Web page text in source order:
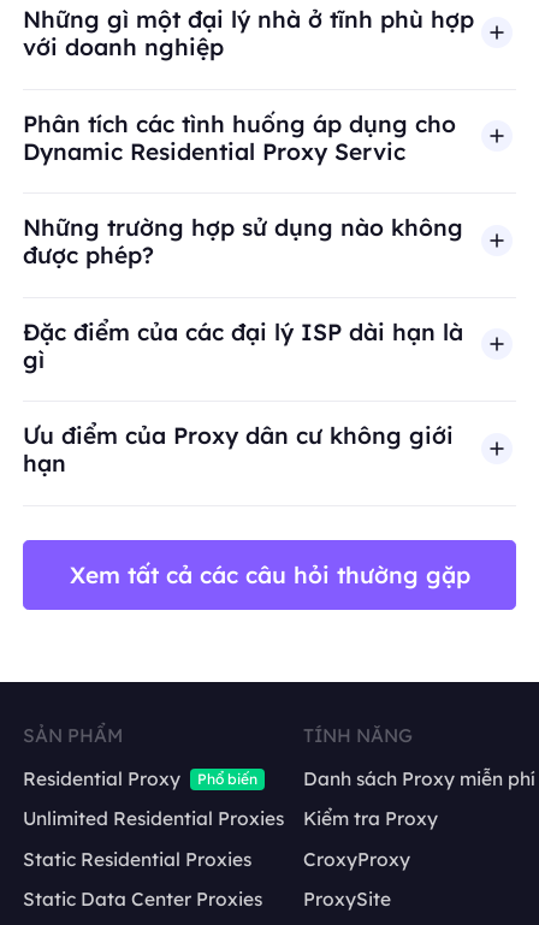
Những gì một đại lý nhà ở tĩnh phù hợp
với doanh nghiệp
Phân tích các tình huống áp dụng cho
Dynamic Residential Proxy Servic
Những trường hợp sử dụng nào không
được phép?
BestProxy không hỗ trợ gian lận, spam, tương
Đặc điểm của các đại lý ISP dài hạn là
gì
Ưu điểm của Proxy dân cư không giới
hạn
Xem tất cả các câu hỏi thường gặp
SẢN PHẨM
Residential Proxy
Phổ biến
Unlimited Residential Proxies
Static Residential Proxies
Static Data Center Proxies
TÍNH NĂNG
Danh sách Proxy miễn phí
Kiểm tra Proxy
CroxyProxy
ProxySite